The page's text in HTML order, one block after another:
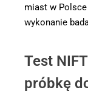
miast w
wykonanie
Test
próbkę